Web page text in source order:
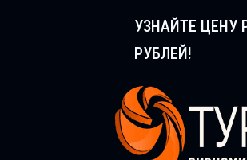
УЗНАЙТЕ ЦЕНУ
РУБЛЕЙ!